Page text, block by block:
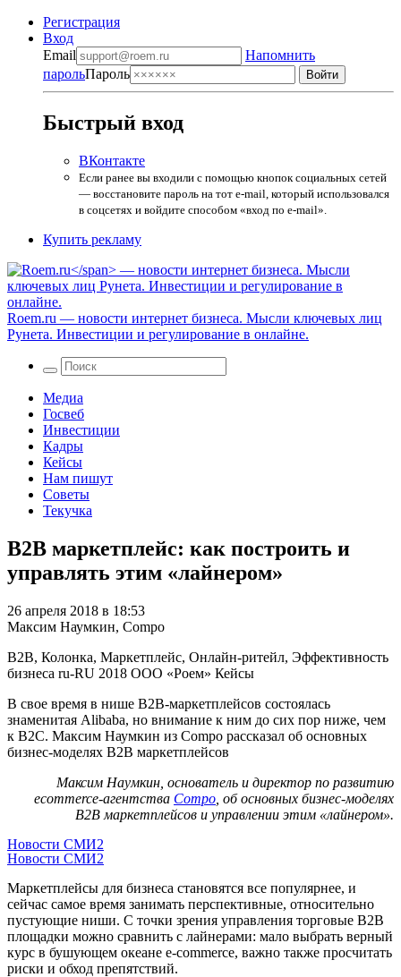
Регистрация
Вход
Email
Напомнить
парольПароль
Быстрый вход
ВКонтакте
Если ранее вы входили с помощью кнопок социальных сетей
— восстановите пароль на тот e-mail, который использовался
в соцсетях и войдите способом «вход по e-mail».
Купить рекламу
Roem.ru — новости интернет бизнеса. Мысли ключевых лиц
Рунета. Инвестиции и регулирование в онлайне.
Медиа
Госвеб
Инвестиции
Кадры
Кейсы
Нам пишут
Советы
Текучка
B2B маркетплейс: как построить и
управлять этим «лайнером»
26 апреля 2018 в 18:53
Максим Наумкин, Compo
B2B, Колонка, Маркетплейс, Онлайн-ритейл, Эффективность
бизнеса ru-RU 2018 ООО «Роем» Кейсы
В свое время в нише B2B-маркетплейсов состоялась
знаменитая Alibaba, но внимание к ним до сих пор ниже, чем
к B2C. Максим Наумкин из Compo рассказал об основных
бизнес-моделях B2B маркетплейсов
Максим Наумкин, основатель и директор по развитию
ecommerce-агентства Compo об основных бизнес-моделях
B2B маркетплейсов и управлении этим «лайнером».
Новости СМИ2
Новости СМИ2
Маркетплейсы для бизнеса становятся все популярнее, и
сейчас самое время занимать перспективные, относительно
пустующие ниши. С точки зрения управления торговые B2B
площадки можно сравнить с лайнерами: мало выбрать верный
курс в бушующем океане e-commerce, важно также просчитать
риски и обход препятствий.